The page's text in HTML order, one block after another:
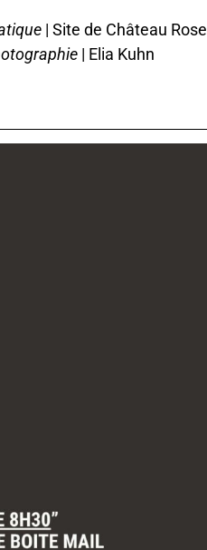
| Site de Château Rose
| Elia Kuhn